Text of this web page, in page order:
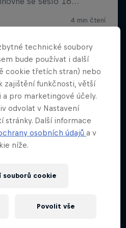
technické soubory
bude používat i další
cookie třetích stran) nebo
zajištění funkčnosti, větší
pro marketingové účely.
odvolat v Nastavení
stránky. Další informace
osobních údajůa v
níže.
souborů cookie
Povolit vše